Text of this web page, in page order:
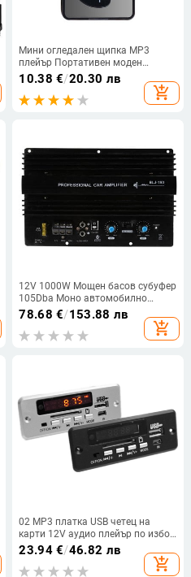
Мини огледален щипка MP3
плейър Портативен моден
спортен USB цифров музикален
плейър Micro SD TF карта Медиен
плейър
10.38 €/20.30 лв
add_shopping_cart
12V 1000W Мощен басов субуфер
105Dba Моно автомобилно
аудио Усилвател с висока
мощност Усилвател Платка за
термично претоварване Защита
78.68 €/153.88 лв
add_shopping_cart
02 MP3 платка USB четец на
карти 12V аудио плейър по избор
5V Bluetooth 2
23.94€/46.82 лв
add_shopping_cart